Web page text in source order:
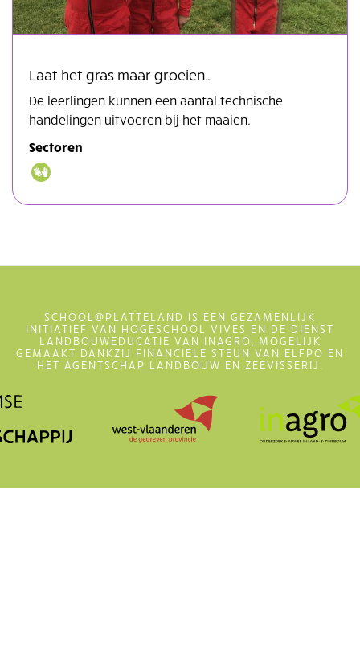
Laat het gras maar groeien…
De leerlingen kunnen een aantal technische
handelingen uitvoeren bij het maaien.
Sectoren
SCHOOL@PLATTELAND IS EEN GEZAMENLIJK
INITIATIEF VAN HOGESCHOOL VIVES EN DE DIENST
LANDBOUWEDUCATIE VAN INAGRO, MOGELIJK
GEMAAKT DANKZIJ FINANCIËLE STEUN VAN ELFPO EN
HET AGENTSCHAP LANDBOUW EN ZEEVISSERIJ.